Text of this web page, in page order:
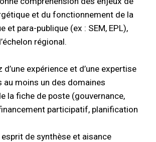
et du fonctionnement de la
et para-publique (ex : SEM, EPL),
régional.
expérience et d’une expertise
au moins un des domaines
la fiche de poste (gouvernance,
participatif, planification
de synthèse et aisance